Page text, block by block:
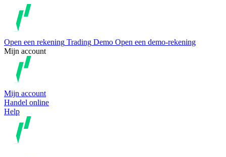
Open een rekening Trading Demo Open een demo-rekening
Mijn account
Mijn account
Handel online
Help